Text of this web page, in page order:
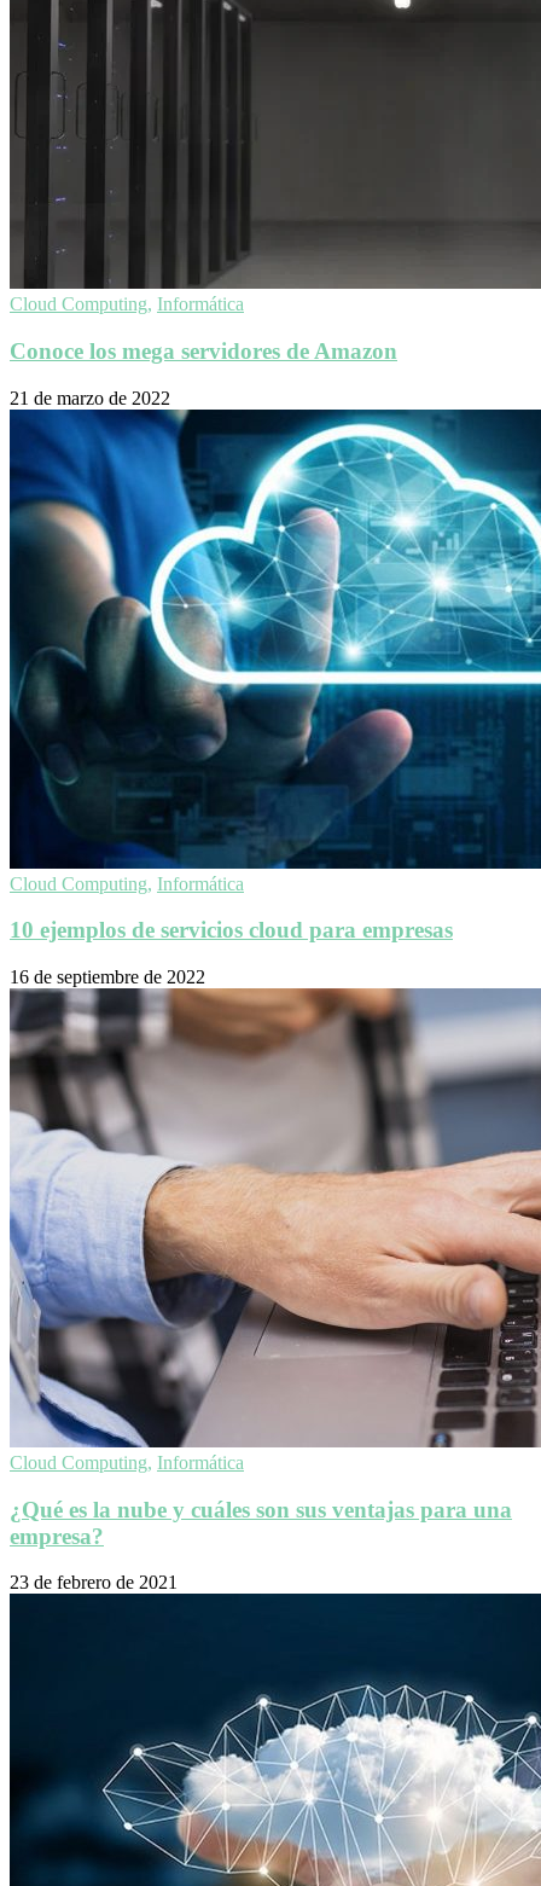
Cloud Computing, Informática
Conoce los mega servidores de Amazon
21 de marzo de 2022
Cloud Computing, Informática
10 ejemplos de servicios cloud para empresas
16 de septiembre de 2022
Cloud Computing, Informática
¿Qué es la nube y cuáles son sus ventajas para una
empresa?
23 de febrero de 2021